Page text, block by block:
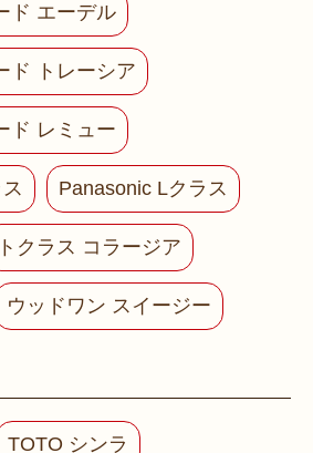
ド エーデル
ド トレーシア
ド レミュー
Panasonic Lクラス
トクラス コラージア
ウッドワン スイージー
TOTO シンラ